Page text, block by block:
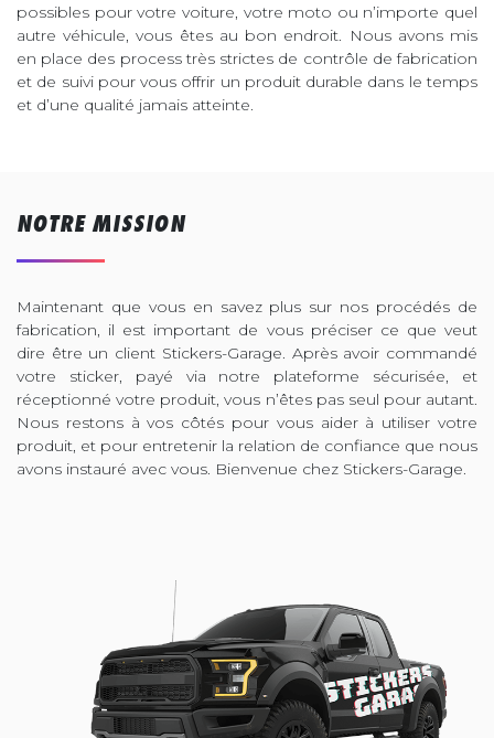
possibles pour votre voiture, votre moto ou n’importe quel
autre véhicule, vous êtes au bon endroit. Nous avons mis
en place des process très strictes de contrôle de fabrication
et de suivi pour vous offrir un produit durable dans le temps
et d’une qualité jamais atteinte.
NOTRE MISSION
Maintenant que vous en savez plus sur nos procédés de
fabrication, il est important de vous préciser ce que veut
dire être un client Stickers-Garage. Après avoir commandé
votre sticker, payé via notre plateforme sécurisée, et
réceptionné votre produit, vous n’êtes pas seul pour autant.
Nous restons à vos côtés pour vous aider à utiliser votre
produit, et pour entretenir la relation de confiance que nous
avons instauré avec vous. Bienvenue chez Stickers-Garage.